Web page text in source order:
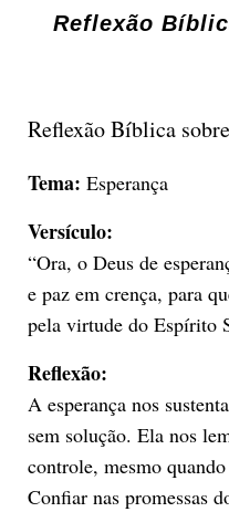
Reflexão
Reflexão Bíblica
Tema: Esperança
Versículo:
“Ora, o Deus de
e paz em crença, para
pela virtude do Espírito
Reflexão:
A esperança nos
sem solução. Ela nos
controle, mesmo
Confiar nas promessas